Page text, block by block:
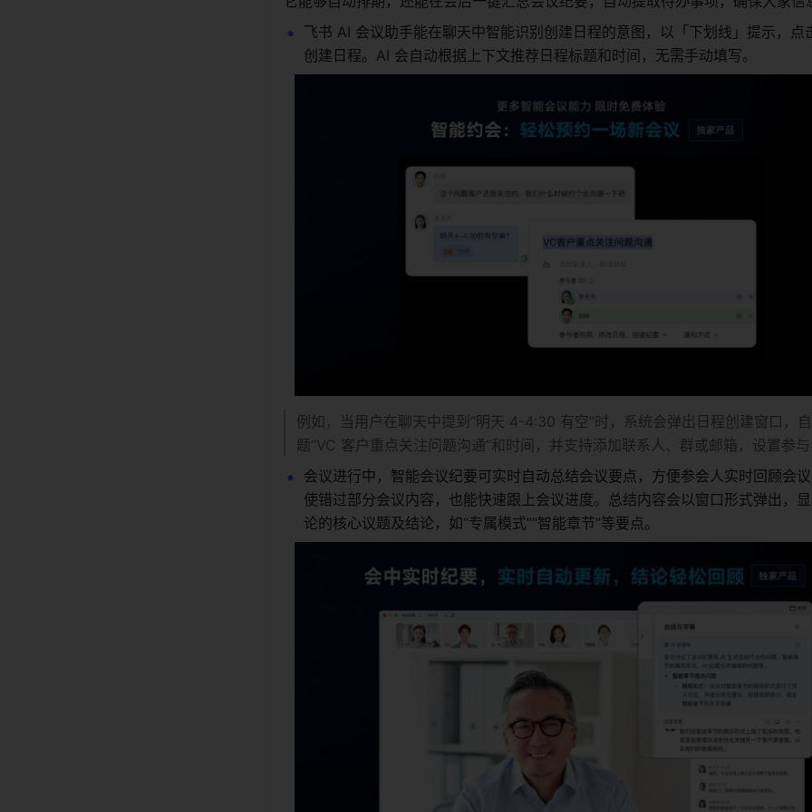
飞书 AI 会议助手能在聊天中智能识别创建日程的意图，以「下划线」提示，点
创建日程。AI 会自动根据上下文推荐日程标题和时间，无需手动填写。
例如，当用户在聊天中提到“明天 4-4:30 有空”时，系统会弹出日程创建窗口，
题“VC 客户重点关注问题沟通”和时间，并支持添加联系人、群或邮箱，设置参
会议进行中，智能会议纪要可实时自动总结会议要点，方便参会人实时回顾会
使错过部分会议内容，也能快速跟上会议进度。总结内容会以窗口形式弹出，
论的核心议题及结论，如“专属模式”“智能章节”等要点。